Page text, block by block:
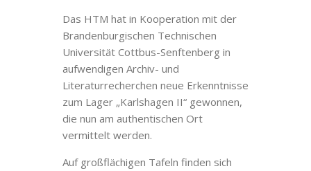
Das HTM hat in Kooperation mit der
Brandenburgischen Technischen
Universität Cottbus-Senftenberg in
aufwendigen Archiv- und
Literaturrecherchen neue Erkenntnisse
zum Lager „Karlshagen II“ gewonnen,
die nun am authentischen Ort
vermittelt werden.
Auf großflächigen Tafeln finden sich